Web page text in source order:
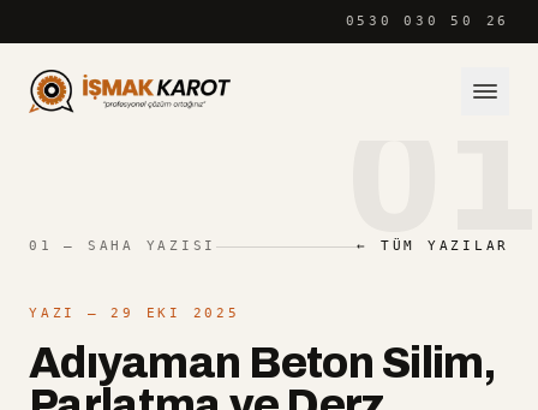
0530 030 50 26
01 — SAHA YAZISI ← TÜM YAZILAR
YAZI — 29 EKI 2025
Adıyaman Beton Silim,